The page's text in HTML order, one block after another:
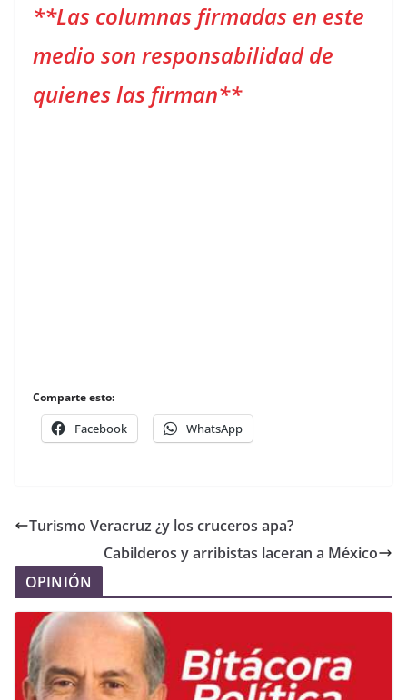
**Las columnas firmadas en este
medio son responsabilidad de
quienes las firman**
Comparte esto:
Facebook WhatsApp
Turismo Veracruz ¿y los cruceros apa?
Cabilderos y arribistas laceran a México
OPINIÓN